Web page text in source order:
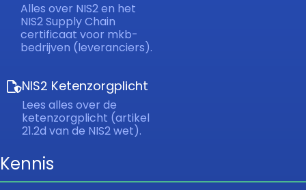
Alles over NIS2 en het
NIS2 Supply Chain
certificaat voor mkb-
bedrijven (leveranciers).
NIS2 Ketenzorgplicht
Lees alles over de
ketenzorgplicht (artikel
21.2d van de NIS2 wet).
Kennis